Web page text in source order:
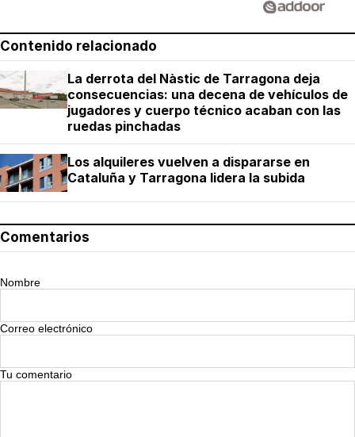
Contenido relacionado
La derrota del Nàstic de Tarragona deja
consecuencias: una decena de vehículos de
jugadores y cuerpo técnico acaban con las
ruedas pinchadas
Los alquileres vuelven a dispararse en
Cataluña y Tarragona lidera la subida
Comentarios
Nombre
Correo electrónico
Tu comentario